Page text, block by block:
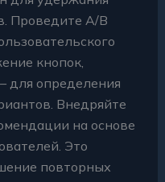
Проведите A/B
кнопок,
для определения
Внедряйте
на основе
Это
повторных